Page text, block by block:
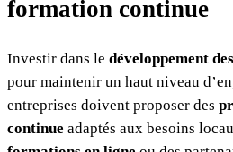
formation continue
Investir dans le développement
pour maintenir un haut niveau
entreprises doivent proposer des
continue adaptés aux besoins